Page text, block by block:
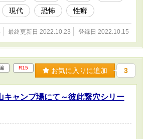
現代 恐怖 性癖
最終更新日 2022.10.23 登録日 2022.10.15
R15 お気に入りに追加 3
キャンプ場にて～彼此繋穴シリー